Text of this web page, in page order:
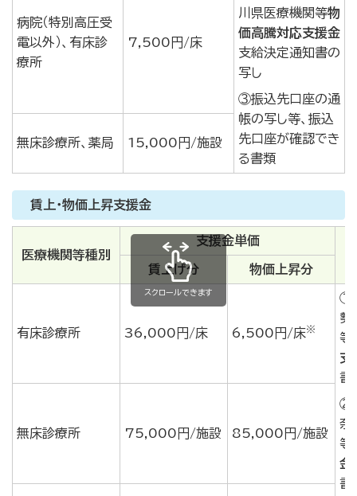
川県医療機関等物
価高騰対応支援金
支給決定通知書の
写し
③振込先口座の通
帳の写し等、振込
先口座が確認でき
る書類
病院（特別高圧受
電以外）、有床診
療所
7,500円/床
無床診療所、薬局 15,000円/施設
賃上・物価上昇支援金
医療機関等種別
支援金単価
賃上げ分 物価上昇分
有床診療所 36,000円/床 6,500円/床※
①
勢
等
支
書
②
奈
等
金
書
無床診療所 75,000円/施設 85,000円/施設
スクロールできます